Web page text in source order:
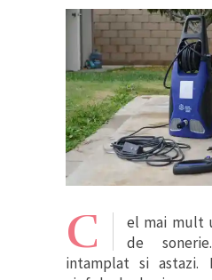
C
el mai mult
de
intamplat si astazi.